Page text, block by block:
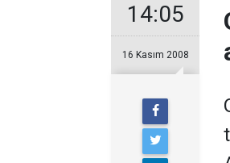
14:05
16 Kasım 2008